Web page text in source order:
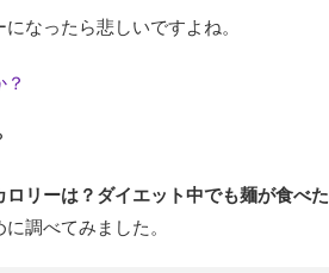
なったら悲しいですよね。
ロリーは？ダイエット中でも麺が食べた
調べてみました。